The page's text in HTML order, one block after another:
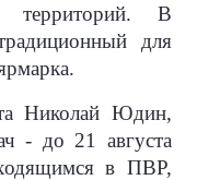
территорий. В
для
Николай Юдин,
- до 21 августа
в ПВР,